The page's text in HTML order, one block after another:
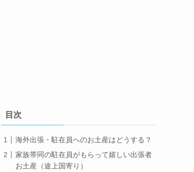
目次
海外出張・駐在員へのお土産はどうする？
家族帯同の駐在員がもらって嬉しい出張者
お土産（途上国寄り）